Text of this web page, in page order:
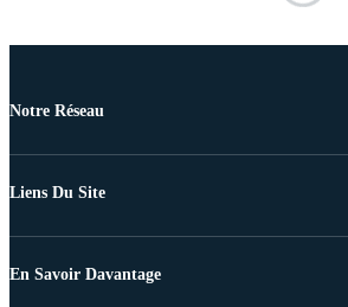
Notre Réseau
Liens Du Site
En Savoir Davantage